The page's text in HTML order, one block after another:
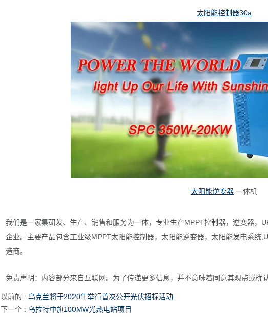
太阳能控制器30a
太阳能逆变器 一体机
我们是一家集研发、生产、销售和服务为一体，专业生产MPPT控制器，逆变器，
企业。主要产品包含工业级MPPT太阳能控制器，太阳能逆变器，太阳能发电系统
造商。
免责声明：内容部分来自互联网。为了传递更多信息，并不意味着同意其观点或确
以前的 : 乌克兰将于2020年举行首次公开光伏招标活动
下一个 : 乌拉特中旗100MW光热电站项目